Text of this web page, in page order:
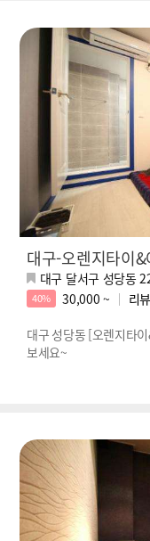
대구-오렌지타이
대구 달서구 성당동
40% 30,000 ~ 리뷰
대구 성당동 [오렌지타
보세요~